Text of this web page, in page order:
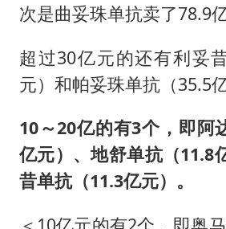
次是曲妥珠单抗卖了78.9亿
超过30亿元的还有利妥
元）和帕妥珠单抗（35.5亿
10～20亿的有3个，即阿
亿元）、地舒单抗（11.8
昔单抗（11.3亿元）。